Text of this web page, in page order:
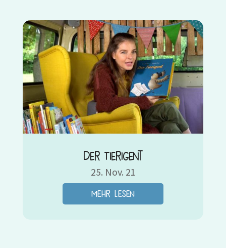
Der Tierigent
25. Nov. 21
mehr lesen